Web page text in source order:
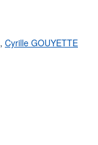
, Cyrille GOUYETTE